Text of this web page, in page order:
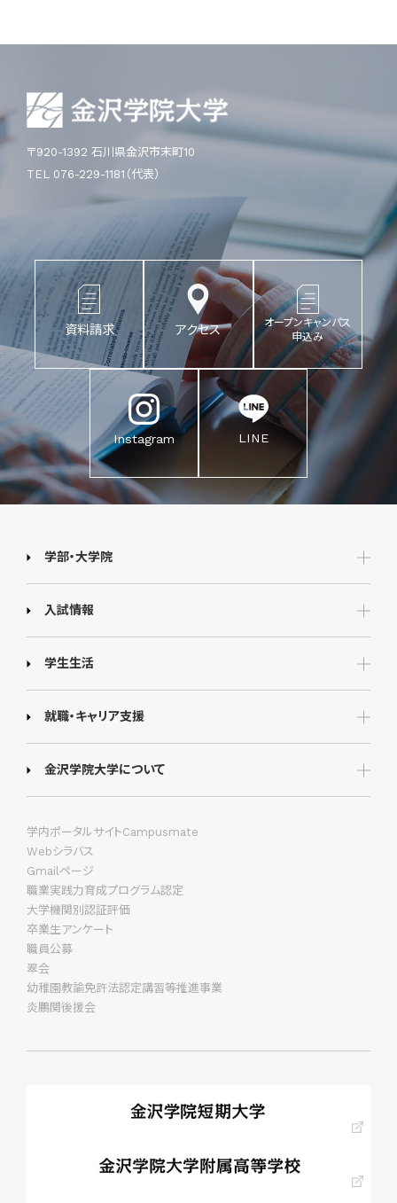
〒920-1392 石川県金沢市末町10
TEL 076-229-1181（代表）
資料請求 アクセス
オープンキャンパス
申込み
Instagram LINE
学部・大学院
入試情報
学生生活
就職・キャリア支援
金沢学院大学について
学内ポータルサイトCampusmate
Webシラバス
Gmailページ
職業実践力育成プログラム認定
大学機関別認証評価
卒業生アンケート
職員公募
翠会
幼稚園教諭免許法認定講習等推進事業
炎鵬関後援会